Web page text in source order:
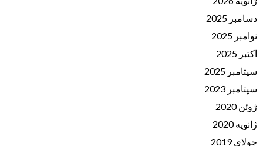
دسامبر 2025
نوامبر 2025
اکتبر 2025
سپتامبر 2025
سپتامبر 2023
ژوئن 2020
ژانویه 2020
جولای 2019